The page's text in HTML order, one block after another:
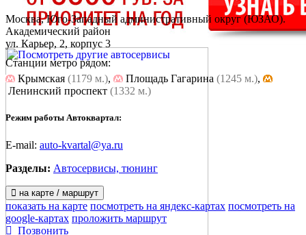
Москва, Юго-Западный административный округ (ЮЗАО).
Академический район
ул. Карьер, 2, корпус 3
Станции метро рядом:
Крымская (1179 м.), Площадь Гагарина (1245 м.),
Ленинский проспект (1332 м.)
Режим работы Автоквартал:
E-mail: auto-kvartal@ya.ru
Разделы: Автосервисы, тюнинг
на карте / маршрут
показать на карте посмотреть на яндекс-картах посмотреть на
google-картах проложить маршрут
Позвонить